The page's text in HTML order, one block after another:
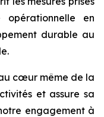
opérationnelle en
durable au
cœur même de la
et assure sa
engagement à